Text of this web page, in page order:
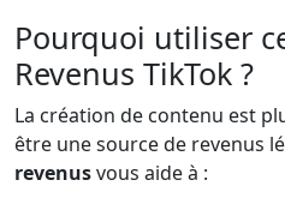
Pourquoi utiliser
Revenus TikTok ?
La création de contenu est
être une source de revenus
revenusvous aide à :